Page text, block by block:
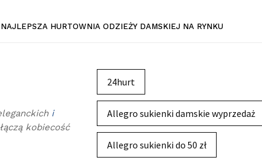
NAJLEPSZA HURTOWNIA ODZIEŻY DAMSKIEJ NA RYNKU
i
kobiecość
24hurt
Allegro sukienki damskie wyprzedaż
Allegro sukienki do 50 zł